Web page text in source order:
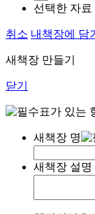
선택한 자료
취소 내책장에 담기
새책장 만들기
닫기
표가 있는
새책장 명
새책장 설명